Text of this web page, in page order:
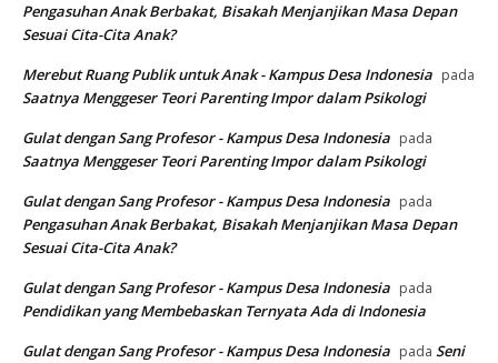
Pengasuhan Anak Berbakat, Bisakah Menjanjikan Masa Depan
Sesuai Cita-Cita Anak?
Merebut Ruang Publik untuk Anak - Kampus Desa Indonesia pada
Saatnya Menggeser Teori Parenting Impor dalam Psikologi
Gulat dengan Sang Profesor - Kampus Desa Indonesia pada
Saatnya Menggeser Teori Parenting Impor dalam Psikologi
Gulat dengan Sang Profesor - Kampus Desa Indonesia pada
Pengasuhan Anak Berbakat, Bisakah Menjanjikan Masa Depan
Sesuai Cita-Cita Anak?
Gulat dengan Sang Profesor - Kampus Desa Indonesia pada
Pendidikan yang Membebaskan Ternyata Ada di Indonesia
Gulat dengan Sang Profesor - Kampus Desa Indonesia pada Seni